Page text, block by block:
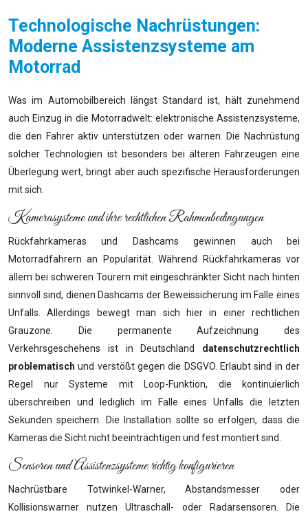
Technologische Nachrüstungen:
Moderne Assistenzsysteme am
Motorrad
Was im Automobilbereich längst Standard ist, hält zunehmend
auch Einzug in die Motorradwelt: elektronische Assistenzsysteme,
die den Fahrer aktiv unterstützen oder warnen. Die Nachrüstung
solcher Technologien ist besonders bei älteren Fahrzeugen eine
Überlegung wert, bringt aber auch spezifische Herausforderungen
mit sich.
Kamerasysteme und ihre rechtlichen Rahmenbedingungen
Rückfahrkameras und Dashcams gewinnen auch bei
Motorradfahrern an Popularität. Während Rückfahrkameras vor
allem bei schweren Tourern mit eingeschränkter Sicht nach hinten
sinnvoll sind, dienen Dashcams der Beweissicherung im Falle eines
Unfalls. Allerdings bewegt man sich hier in einer rechtlichen
Grauzone: Die permanente Aufzeichnung des
Verkehrsgeschehens ist in Deutschland datenschutzrechtlich
problematisch und verstößt gegen die DSGVO. Erlaubt sind in der
Regel nur Systeme mit Loop-Funktion, die kontinuierlich
überschreiben und lediglich im Falle eines Unfalls die letzten
Sekunden speichern. Die Installation sollte so erfolgen, dass die
Kameras die Sicht nicht beeinträchtigen und fest montiert sind.
Sensoren und Assistenzsysteme richtig konfigurieren
Nachrüstbare Totwinkel-Warner, Abstandsmesser oder
Kollisionswarner nutzen Ultraschall- oder Radarsensoren. Die